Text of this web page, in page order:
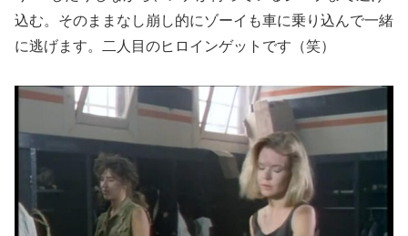
込む。そのままなし崩し的にゾーイも車に乗り込んで一緒
に逃げます。二人目のヒロインゲットです（笑）